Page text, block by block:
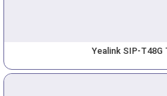
Yealink SIP-T48G